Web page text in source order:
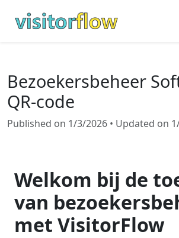
Bezoekersbeheer
QR-code
Published on 1/3/2026 • Updated on
Welkom bij de
van
met VisitorFlow